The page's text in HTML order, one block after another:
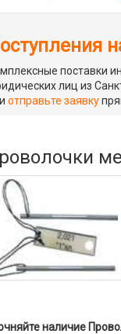
поставки
лиц из
отправьте заявку
наличие